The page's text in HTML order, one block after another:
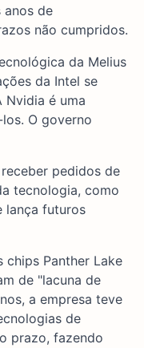
anos de
não cumpridos.
da Melius
da Intel se
Nvidia é uma
O governo
pedidos de
tecnologia, como
lança futuros
chips Panther Lake
de "lacuna de
a empresa teve
de
prazo, fazendo